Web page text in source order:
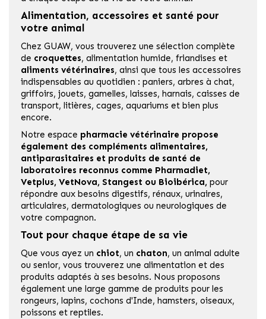
Alimentation, accessoires et santé pour
votre animal
Chez GUAW, vous trouverez une sélection complète
de croquettes, alimentation humide, friandises et
aliments vétérinaires, ainsi que tous les accessoires
indispensables au quotidien : paniers, arbres à chat,
griffoirs, jouets, gamelles, laisses, harnais, caisses de
transport, litières, cages, aquariums et bien plus
encore.
Notre espace pharmacie vétérinaire propose
également des compléments alimentaires,
antiparasitaires et produits de santé de
laboratoires reconnus comme Pharmadiet,
Vetplus, VetNova, Stangest ou Bioibérica, pour
répondre aux besoins digestifs, rénaux, urinaires,
articulaires, dermatologiques ou neurologiques de
votre compagnon.
Tout pour chaque étape de sa vie
Que vous ayez un chiot, un chaton, un animal adulte
ou senior, vous trouverez une alimentation et des
produits adaptés à ses besoins. Nous proposons
également une large gamme de produits pour les
rongeurs, lapins, cochons d'Inde, hamsters, oiseaux,
poissons et reptiles.